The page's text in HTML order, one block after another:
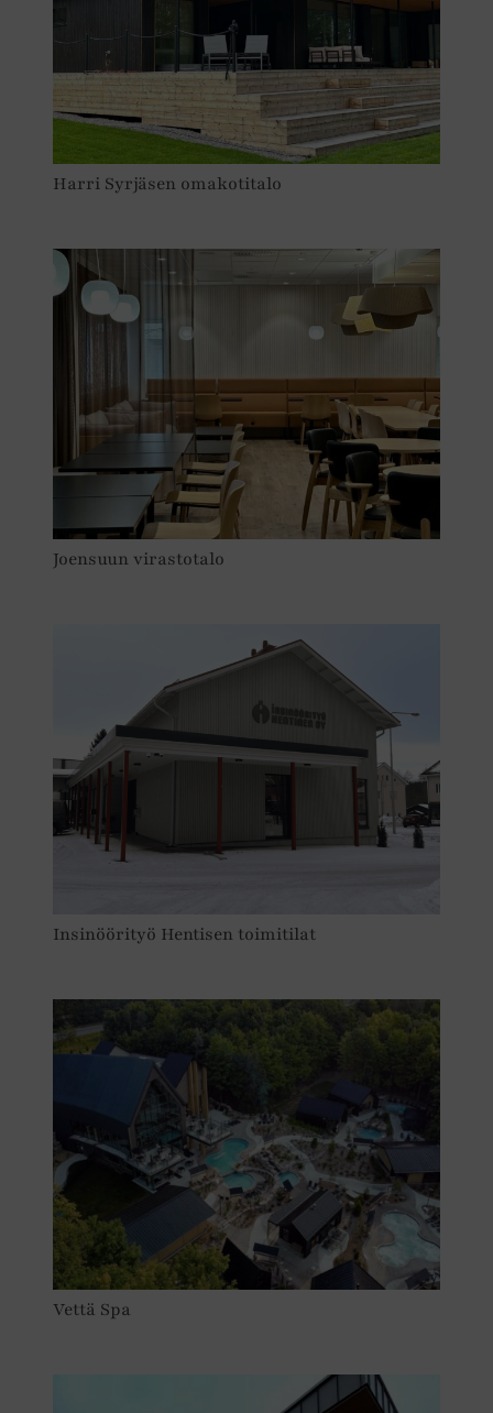
Harri Syrjäsen omakotitalo
Joensuun virastotalo
Insinöörityö Hentisen toimitilat
Vettä Spa